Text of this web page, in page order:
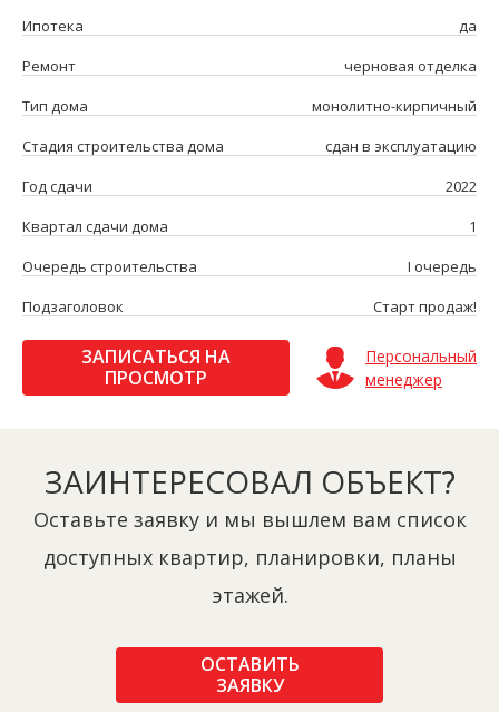
Ипотека
да
Ремонт
черновая отделка
Тип дома
монолитно-кирпичный
Стадия строительства дома
сдан в эксплуатацию
Год сдачи
2022
Квартал сдачи дома
1
Очередь строительства
I очередь
Подзаголовок
Старт продаж!
ЗАПИСАТЬСЯ НА
ПРОСМОТР
Персональный
менеджер
ЗАИНТЕРЕСОВАЛ ОБЪЕКТ?
Оставьте заявку и мы вышлем вам список
доступных квартир, планировки, планы
этажей.
ОСТАВИТЬ
ЗАЯВКУ